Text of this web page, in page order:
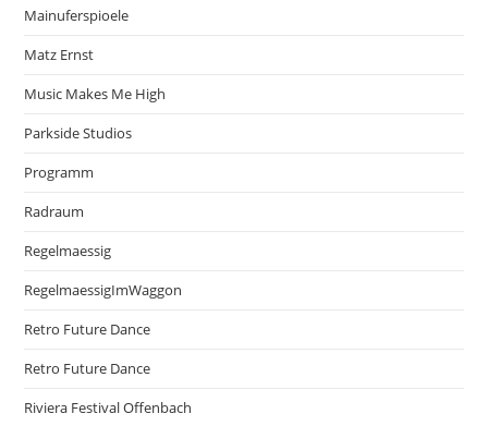
Mainuferspioele
Matz Ernst
Music Makes Me High
Parkside Studios
Programm
Radraum
Regelmaessig
RegelmaessigImWaggon
Retro Future Dance
Retro Future Dance
Riviera Festival Offenbach